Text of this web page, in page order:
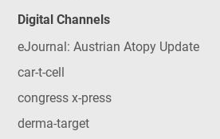
Digital Channels
eJournal: Austrian Atopy Update
car-t-cell
congress x-press
derma-target